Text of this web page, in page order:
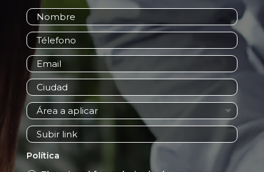
Política
El enviar el formulario declaras conocer y
aceptar nuestra política de tratamiento de